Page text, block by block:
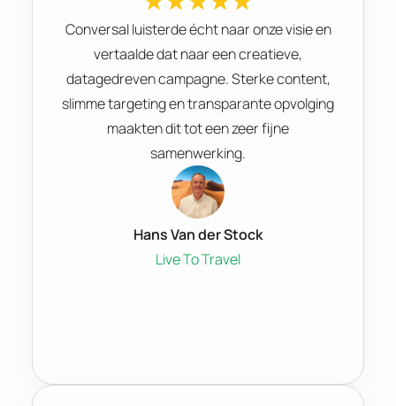
Conversal luisterde écht naar onze visie en
vertaalde dat naar een creatieve,
datagedreven campagne. Sterke content,
slimme targeting en transparante opvolging
maakten dit tot een zeer fijne
samenwerking.
Hans Van der Stock
Live To Travel